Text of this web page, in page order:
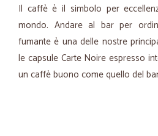
Il caffè è il simbolo per
mondo. Andare al bar per
fumante è una delle nostre
le capsule Carte Noire espresso
un caffè buono come quello del